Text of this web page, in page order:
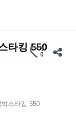
타킹 550
0
스타킹 550